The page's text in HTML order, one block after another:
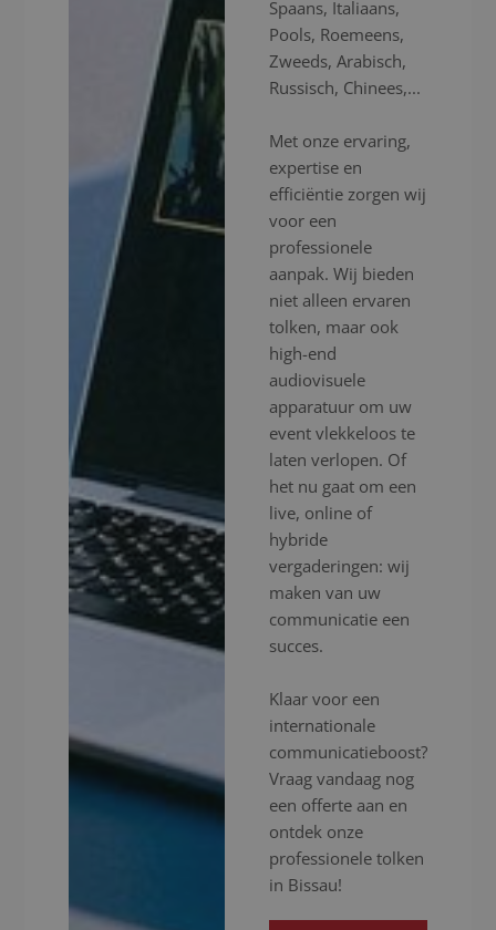
Spaans, Italiaans,
Pools, Roemeens,
Zweeds, Arabisch,
Russisch, Chinees,...
Met onze ervaring,
expertise en
efficiëntie zorgen wij
voor een
professionele
aanpak. Wij bieden
niet alleen ervaren
tolken, maar ook
high-end
audiovisuele
apparatuur om uw
event vlekkeloos te
laten verlopen. Of
het nu gaat om een
live, online of
hybride
vergaderingen: wij
maken van uw
communicatie een
succes.
Klaar voor een
internationale
communicatieboost?
Vraag vandaag nog
een offerte aan en
ontdek onze
professionele tolken
in Bissau!